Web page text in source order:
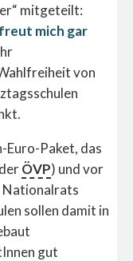
mitgeteilt:
mich gar
von
Euro-Paket, das
ÖVP) und vor
Nationalrats
sollen damit in
gut